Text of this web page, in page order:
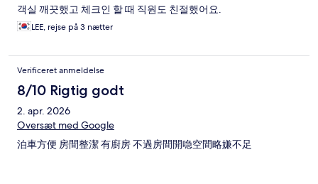
객실 깨끗했고 체크인 할 때 직원도 친절했어요.
LEE, rejse på 3 nætter
Verificeret anmeldelse
8/10 Rigtig godt
2. apr. 2026
Oversæt med Google
泊車方便 房間整潔 有廚房 不過房間開喼空間略嫌不足